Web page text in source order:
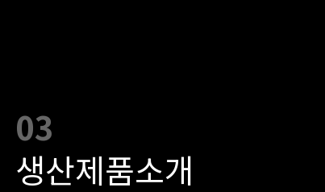
03
생산제품소개